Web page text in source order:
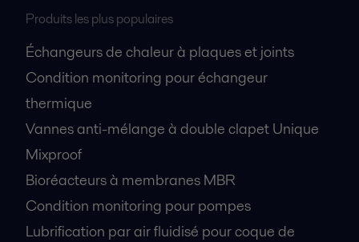
Produits les plus populaires
Échangeurs de chaleur à plaques et joints
Condition monitoring pour échangeur
thermique
Vannes anti-mélange à double clapet Unique
Mixproof
Bioréacteurs à membranes MBR
Condition monitoring pour pompes
Lubrification par air fluidisé pour coque de